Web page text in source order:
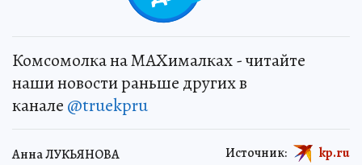
Комсомолка на MAXималках - читайте
наши новости раньше других в
канале @truekpru
Анна ЛУКЬЯНОВА Источник: kp.ru